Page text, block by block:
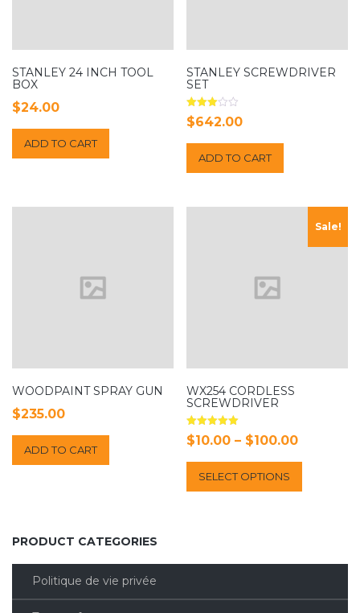
STANLEY 24 INCH TOOL
BOX
$24.00
ADD TO CART
STANLEY SCREWDRIVER
SET
Rated
3.00
5
$642.00
ADD TO CART
WOODPAINT SPRAY GUN
$235.00
ADD TO CART
Sale!
WX254 CORDLESS
SCREWDRIVER
Rated
5.00
$10.00 – $100.00Price
range:
SELECT OPTIONS
PRODUCT CATEGORIES
Politique de vie privée